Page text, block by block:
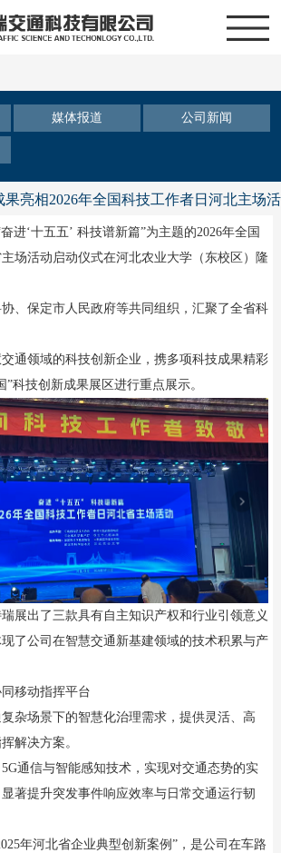
媒体报道 公司新闻
亮相2026年全国科技工作者日河北主场活
动
进‘十五五’ 科技谱新篇”为主题的2026年全国
场活动启动仪式在河北农业大学（东校区）隆
、保定市人民政府等共同组织，汇聚了全省科
通领域的科技创新企业，携多项科技成果精彩
”科技创新成果展区进行重点展示。
展出了三款具有自主知识产权和行业引领意义
了公司在智慧交通新基建领域的技术积累与产
移动指挥平台
杂场景下的智慧化治理需求，提供灵活、高
解决方案。
通信与智能感知技术，实现对交通态势的实
著提升突发事件响应效率与日常交通运行韧
年河北省企业典型创新案例”，是公司在车路